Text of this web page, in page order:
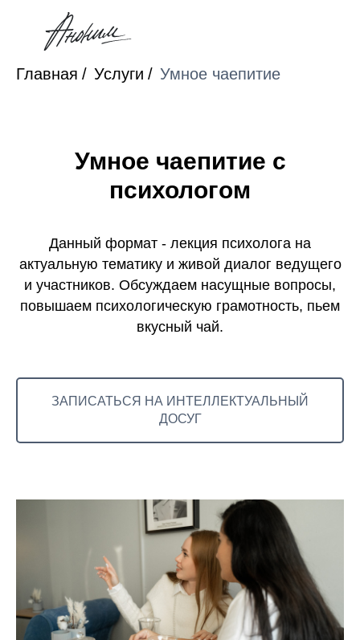
Главная / Услуги / Умное чаепитие
Умное чаепитие с
психологом
Данный формат - лекция психолога на
актуальную тематику и живой диалог ведущего
и участников. Обсуждаем насущные вопросы,
повышаем психологическую грамотность, пьем
вкусный чай.
ЗАПИСАТЬСЯ НА ИНТЕЛЛЕКТУАЛЬНЫЙ
ДОСУГ